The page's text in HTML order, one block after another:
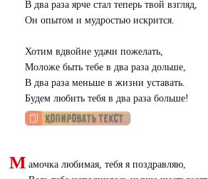
В два раза ярче стал теперь твой взгляд,
Он опытом и мудростью искрится.
Хотим вдвойне удачи пожелать,
Моложе быть тебе в два раза дольше,
В два раза меньше в жизни уставать.
Будем любить тебя в два раза больше!
М амочка любимая, тебя я поздравляю,